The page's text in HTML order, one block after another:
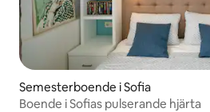
Semesterboende i Sofia
Boende i Sofias pulserande hjärta